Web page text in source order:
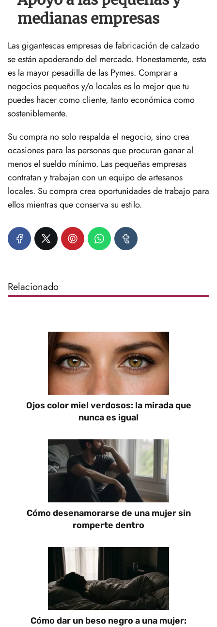
medianas empresas
Las gigantescas empresas de fabricación de calzado
se están apoderando del mercado. Honestamente, esta
es la mayor pesadilla de las Pymes. Comprar a
negocios pequeños y/o locales es lo mejor que tu
puedes hacer como cliente, tanto económica como
sosteniblemente.
Su compra no solo respalda el negocio, sino crea
ocasiones para las personas que procuran ganar al
menos el sueldo mínimo. Las pequeñas empresas
contratan y trabajan con un equipo de artesanos
locales. Su compra crea oportunidades de trabajo para
ellos mientras que conserva su estilo.
Relacionado
Ojos color miel verdosos: la mirada que
nunca es igual
Cómo desenamorarse de una mujer sin
romperte dentro
Cómo dar un beso negro a una mujer: